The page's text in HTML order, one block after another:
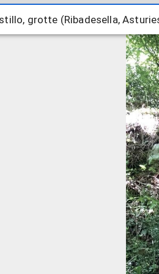
grotte (Ribadesella,
grotte (Ribadesella,